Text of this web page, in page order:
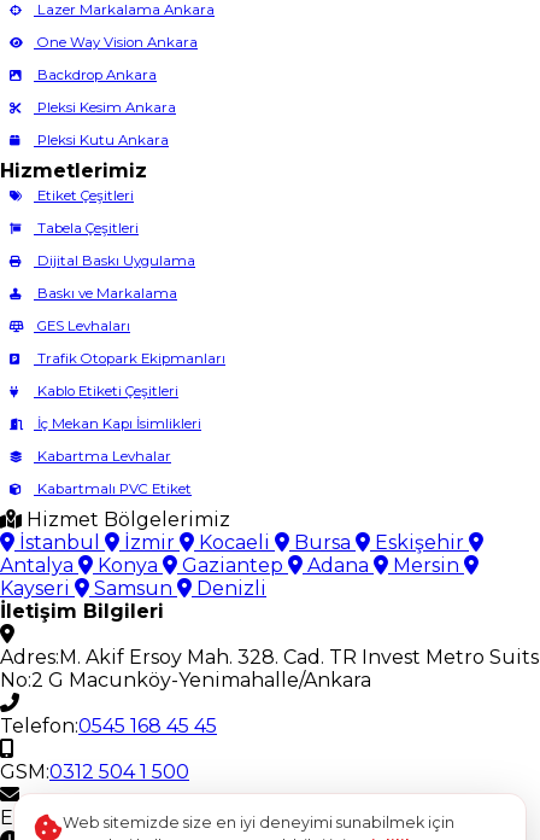
Lazer Markalama Ankara
One Way Vision Ankara
Backdrop Ankara
Pleksi Kesim Ankara
Pleksi Kutu Ankara
Hizmetlerimiz
Etiket Çeşitleri
Tabela Çeşitleri
Dijital Baskı Uygulama
Baskı ve Markalama
GES Levhaları
Trafik Otopark Ekipmanları
Kablo Etiketi Çeşitleri
İç Mekan Kapı İsimlikleri
Kabartma Levhalar
Kabartmalı PVC Etiket
Hizmet Bölgelerimiz
İstanbul
İzmir Kocaeli Bursa
Eskişehir
Antalya
Konya Gaziantep Adana
Mersin
Kayseri
Samsun
Denizli
İletişim Bilgileri
Adres:M. Akif Ersoy Mah. 328. Cad. TR Invest Metro Suits
No:2 G Macunköy-Yenimahalle/Ankara
Telefon:0545 168 45 45
GSM:0312 504 1 500
E-Posta:ostimetiket@gmail.com
Web sitemizde size en iyi deneyimi sunabilmek için